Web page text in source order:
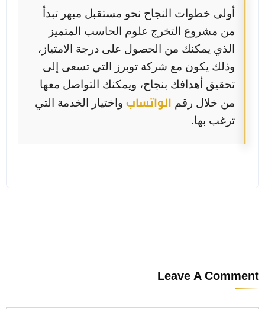
أولى خطوات النجاح نحو مستقبل مبهر تبدأ
من مشروع التخرج علوم الحاسب المتميز
الذي يمكنك من الحصول على درجة الامتياز،
وذلك يكون مع شركة توبرز التي تسعى إلى
تحقيق أهدافك بنجاح، ويمكنك التواصل معها
من خلال رقم الواتساب واختيار الخدمة التي
ترغب بها.
Leave A Comment